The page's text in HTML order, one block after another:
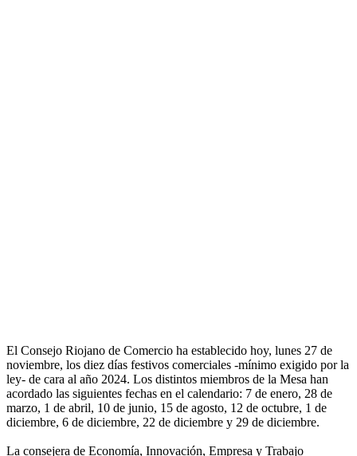
El Consejo Riojano de Comercio ha establecido hoy, lunes 27 de
noviembre, los diez días festivos comerciales -mínimo exigido por la
ley- de cara al año 2024. Los distintos miembros de la Mesa han
acordado las siguientes fechas en el calendario: 7 de enero, 28 de
marzo, 1 de abril, 10 de junio, 15 de agosto, 12 de octubre, 1 de
diciembre, 6 de diciembre, 22 de diciembre y 29 de diciembre.
La consejera de Economía, Innovación, Empresa y Trabajo